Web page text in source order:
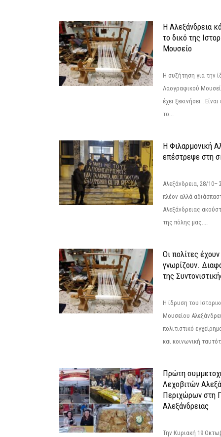
Η Αλεξάνδρεια
το δικό της
Μουσείο
Η συζήτηση για την
Λαογραφικού
έχει ξεκινήσει .
το...
Η Φιλαρμονική
επέστρεψε στη
Αλεξάνδρεια, 28/
πλέον αλλά
Αλεξάνδρειας
της πόλης μας....
Οι πολίτες
γνωρίζουν.
της
Η ίδρυση του
Μουσείου
πολιτιστικό
και κοινωνική
Πρώτη
Λεχοβιτών
Περιχώρων στη
Αλεξάνδρειας
Την Κυριακή 19